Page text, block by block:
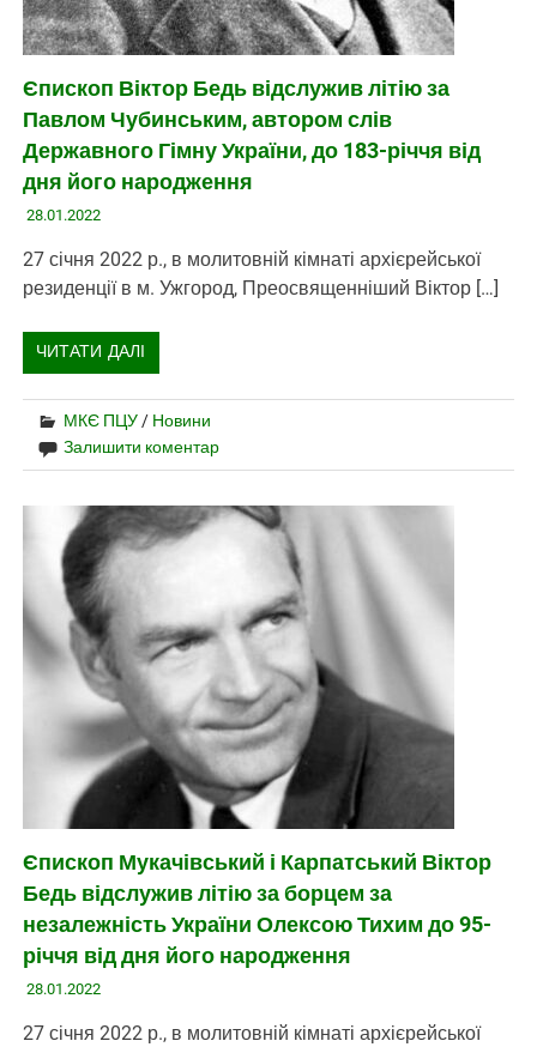
Єпископ Віктор Бедь відслужив літію за
Павлом Чубинським, автором слів
Державного Гімну України, до 183-річчя від
дня його народження
28.01.2022
27 січня 2022 р., в молитовній кімнаті архієрейської
резиденції в м. Ужгород, Преосвященніший Віктор […]
ЧИТАТИ ДАЛІ
МКЄ ПЦУ/ Новини
Залишити коментар
Єпископ Мукачівський і Карпатський Віктор
Бедь відслужив літію за борцем за
незалежність України Олексою Тихим до 95-
річчя від дня його народження
28.01.2022
27 січня 2022 р., в молитовній кімнаті архієрейської